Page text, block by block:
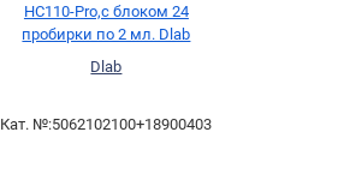
HC110-Pro,с блоком 24
пробирки по 2 мл. Dlab
Dlab
Кат. №:5062102100+18900403